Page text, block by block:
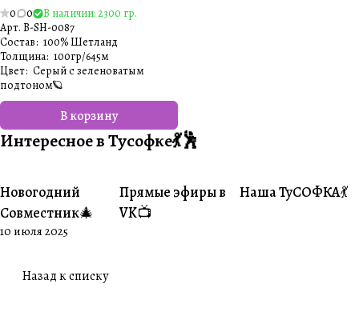
0 0
В наличии: 2300 гр.
Арт. B-SH-0087
В корзину
Состав: 100% Шетланд
Толщина: 100гр/645м
Цвет: Серый с зеленоватым
подтоном🪐
Интересное в Тусофке💃🕺
#Совместники
Новогодний
Совместник🎄
10 июля 2025
#Житуха
Прямые эфиры в
VK📺
#Совместники
Наша ТуСОФКА💃
Назад к списку